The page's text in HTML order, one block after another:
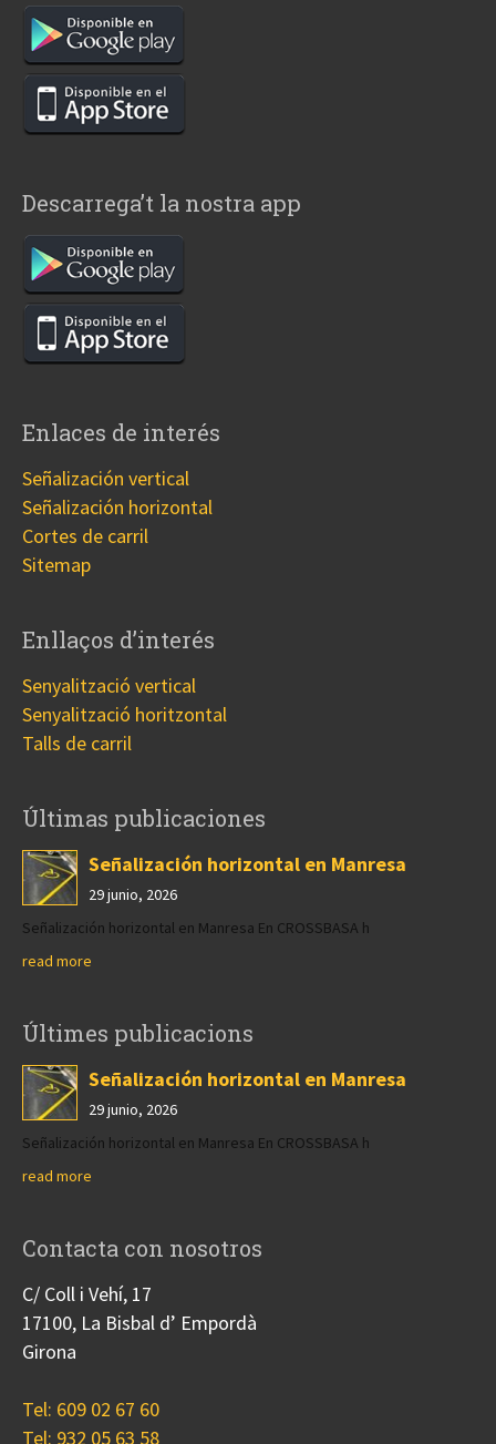
Descarrega’t la nostra app
Enlaces de interés
Señalización vertical
Señalización horizontal
Cortes de carril
Sitemap
Enllaços d’interés
Senyalització vertical
Senyalització horitzontal
Talls de carril
Últimas publicaciones
Señalización horizontal en Manresa
29 junio, 2026
Señalización horizontal en Manresa En CROSSBASA h
read more
Últimes publicacions
Señalización horizontal en Manresa
29 junio, 2026
Señalización horizontal en Manresa En CROSSBASA h
read more
Contacta con nosotros
C/ Coll i Vehí, 17
17100, La Bisbal d’ Empordà
Girona
Tel: 609 02 67 60
Tel: 932 05 63 58